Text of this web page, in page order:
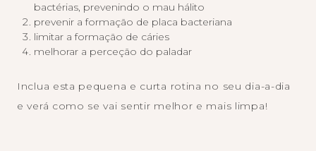
bactérias, prevenindo o mau hálito
prevenir a formação de placa bacteriana
limitar a formação de cáries
melhorar a perceção do paladar
Inclua esta pequena e curta rotina no seu dia-a-dia
e verá como se vai sentir melhor e mais limpa!